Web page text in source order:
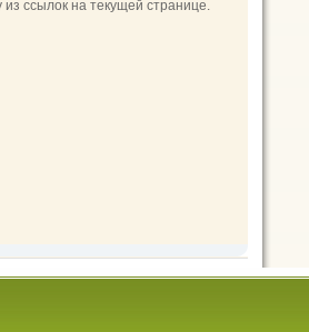
ссылок на текущей странице.